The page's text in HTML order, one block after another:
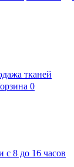
0
с 8 до 16 часов